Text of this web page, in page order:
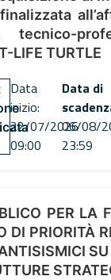
tecnico-
LIFE TURTLE
Data
inizio:
22/07/2026
09:00
Data di
06/08/
23:59
PER LA
DI PRIORITÀ